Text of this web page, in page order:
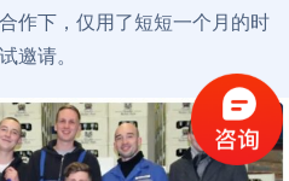
作下，仅用了短短一个月的时
邀请。